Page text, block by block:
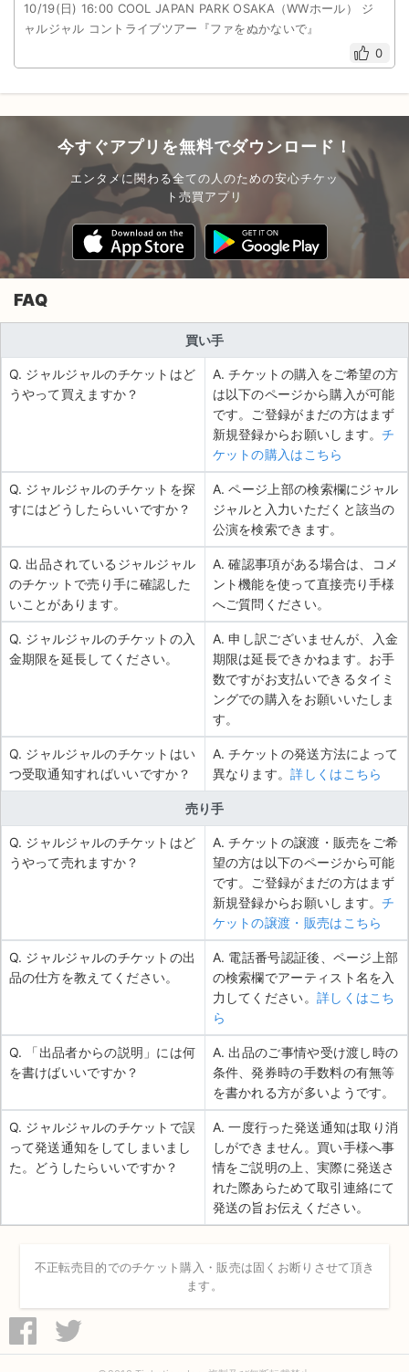
10/19(日) 16:00 COOL JAPAN PARK OSAKA（WWホール） ジ
ャルジャル コントライブツアー『ファをぬかないで』
0
今すぐアプリを無料でダウンロード！
エンタメに関わる全ての人のための安心チケッ
ト売買アプリ
FAQ
買い手
Q. ジャルジャルのチケットはど
うやって買えますか？
A. チケットの購入をご希望の方
は以下のページから購入が可能
です。ご登録がまだの方はまず
新規登録からお願いします。チ
ケットの購入はこちら
Q. ジャルジャルのチケットを探
すにはどうしたらいいですか？
A. ページ上部の検索欄にジャル
ジャルと入力いただくと該当の
公演を検索できます。
Q. 出品されているジャルジャル
のチケットで売り手に確認した
いことがあります。
A. 確認事項がある場合は、コメ
ント機能を使って直接売り手様
へご質問ください。
Q. ジャルジャルのチケットの入
金期限を延長してください。
A. 申し訳ございませんが、入金
期限は延長できかねます。お手
数ですがお支払いできるタイミ
ングでの購入をお願いいたしま
す。
Q. ジャルジャルのチケットはい
つ受取通知すればいいですか？
A. チケットの発送方法によって
異なります。詳しくはこちら
売り手
Q. ジャルジャルのチケットはど
うやって売れますか？
A. チケットの譲渡・販売をご希
望の方は以下のページから可能
です。ご登録がまだの方はまず
新規登録からお願いします。チ
ケットの譲渡・販売はこちら
Q. ジャルジャルのチケットの出
品の仕方を教えてください。
A. 電話番号認証後、ページ上部
の検索欄でアーティスト名を入
力してください。 詳しくはこち
ら
Q. 「出品者からの説明」には何
を書けばいいですか？
A. 出品のご事情や受け渡し時の
条件、発券時の手数料の有無等
を書かれる方が多いようです。
Q. ジャルジャルのチケットで誤
って発送通知をしてしまいまし
た。どうしたらいいですか？
A. 一度行った発送通知は取り消
しができません。買い手様へ事
情をご説明の上、実際に発送さ
れた際あらためて取引連絡にて
発送の旨お伝えください。
不正転売目的でのチケット購入・販売は固くお断りさせて頂き
ます。